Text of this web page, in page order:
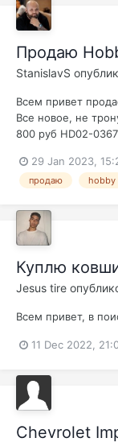
Продаю
StanislavS
Всем привет
Все новое, не
800 руб HD02-
29 Jan 2023,
продаю hobby
Куплю
Jesus tire
Всем привет, в
11 Dec 2022,
Chevrolet